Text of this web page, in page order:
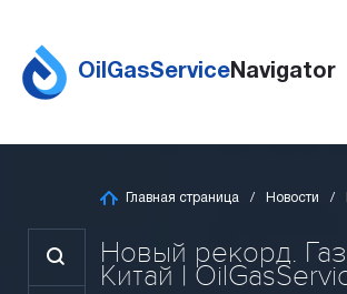
OilGasServiceNavigator
Главная страница Новости
Новый рекорд.
Китай |